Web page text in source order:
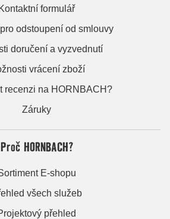
Kontaktní formulář
odstoupení od smlouvy
doručení a vyzvednutí
vrácení zboží
recenzi na HORNBACH?
Záruky
Proč HORNBACH?
E-shopu
všech služeb
přehled